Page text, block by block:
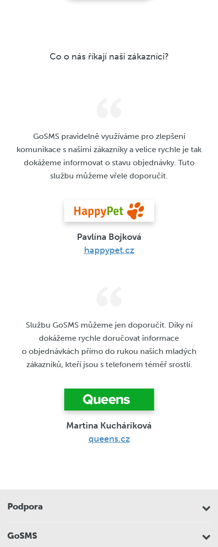
Co o nás říkají naši zákazníci?
GoSMS pravidelně využíváme pro zlepšení
komunikace s našimi zákazníky a velice rychle je tak
dokážeme informovat o stavu objednávky. Tuto
službu můžeme vřele doporučit.
Pavlína Bojková
happypet.cz
Službu GoSMS můžeme jen doporučit. Díky ní
dokážeme rychle doručovat informace
o objednávkách přímo do rukou našich mladých
zákazníků, kteří jsou s telefonem téměř srostlí.
Martina Kucháriková
queens.cz
Podpora
GoSMS